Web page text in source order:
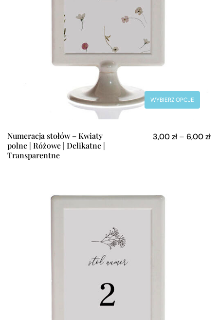
WYBIERZ OPCJE
Numeracja stołów – Kwiaty
polne | Różowe | Delikatne |
Transparentne
3,00zł – 6,00zł